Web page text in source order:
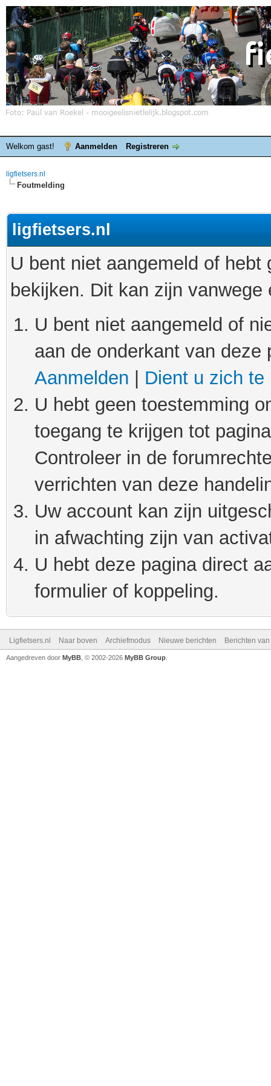
Welkom gast! Aanmelden Registreren
ligfietsers.nl
Foutmelding
ligfietsers.nl
U bent niet aangemeld of
bekijken. Dit kan zijn
U bent niet aangemeld of
aan de onderkant van
Aanmelden
Dient u zich te
U hebt geen toestemming
toegang te krijgen tot
Controleer in de
verrichten van deze
Uw account kan zijn
in afwachting zijn van
U hebt deze pagina direct
formulier of koppeling.
Ligfietsers.nl Naar boven Archiefmodus Nieuwe berichten Berichten
Aangedreven door MyBB , © 2002-2026 MyBB Group